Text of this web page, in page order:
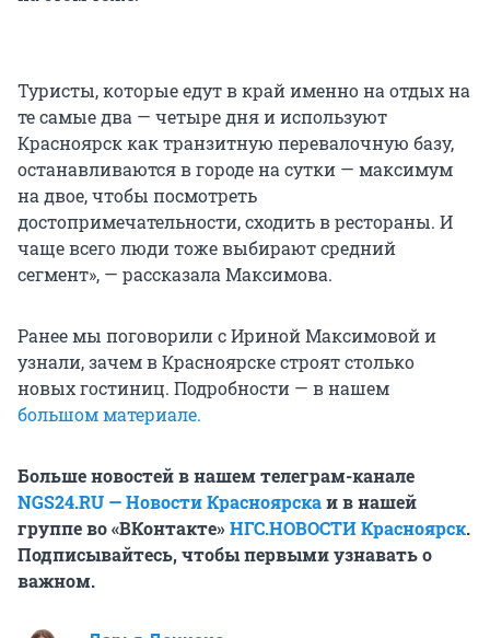
Туристы, которые едут в край именно на отдых на
те самые два — четыре дня и используют
Красноярск как транзитную перевалочную базу,
останавливаются в городе на сутки — максимум
на двое, чтобы посмотреть
достопримечательности, сходить в рестораны. И
чаще всего люди тоже выбирают средний
сегмент», — рассказала Максимова.
Ранее мы поговорили с Ириной Максимовой и
узнали, зачем в Красноярске строят столько
новых гостиниц. Подробности — в нашем
большом материале.
Больше новостей в нашем телеграм-канале
NGS24.RU — Новости Красноярскаи в нашей
группе во «ВКонтакте»НГС.НОВОСТИ Красноярск.
Подписывайтесь, чтобы первыми узнавать о
важном.